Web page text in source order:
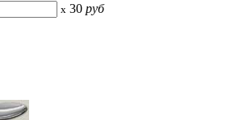
x 30 руб